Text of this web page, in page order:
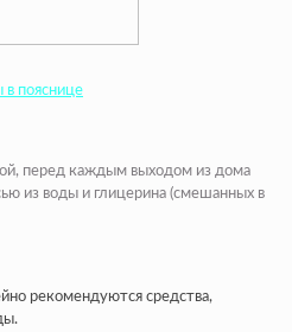
в пояснице
перед каждым выходом из дома
из воды и глицерина (смешанных в
рекомендуются средства,